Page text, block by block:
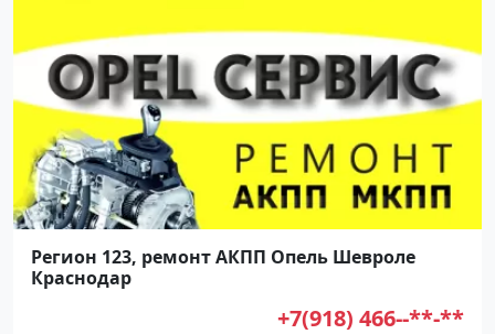
Регион 123, ремонт АКПП Опель Шевроле
Краснодар
+7(918) 466--**-**